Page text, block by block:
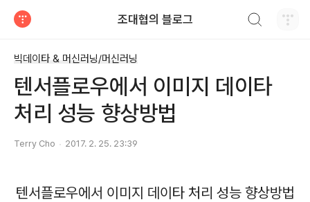
조대협의 블로그
빅데이타 & 머신러닝/머신러닝
텐서플로우에서 이미지 데이타
처리 성능 향상방법
Terry Cho 2017. 2. 25. 23:39
텐서플로우에서 이미지 데이타 처리 성능 향상방법